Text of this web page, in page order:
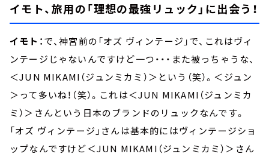
イモト、旅用の「理想の最強リュック」に出会う！
イモト：で、神宮前の「オズ ヴィンテージ」で、これはヴィ
ンテージじゃないんですけど一つ・・・また被っちゃうな、
＜JUN MIKAMI（ジュンミカミ）＞という（笑）。＜ジュン
＞って多いね！（笑）。これは＜JUN MIKAMI（ジュンミカ
ミ）＞さんという日本のブランドのリュックなんです。
「オズ ヴィンテージ」さんは基本的にはヴィンテージショ
ップなんですけど＜JUN MIKAMI（ジュンミカミ）＞さん